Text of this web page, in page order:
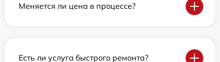
Меняется ли цена в процессе?
Есть ли услуга быстрого ремонта?